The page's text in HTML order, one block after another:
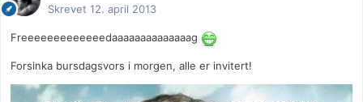
Skrevet 12. april 2013
Freeeeeeeeeeeeedaaaaaaaaaaaaaag
Forsinka bursdagsvors i morgen, alle er invitert!